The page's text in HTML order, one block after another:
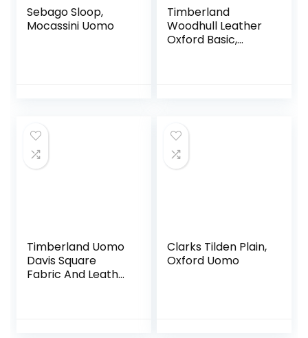
Sebago Sloop,
Mocassini Uomo
Timberland
Woodhull Leather
Oxford Basic,
Timberland Uomo
Davis Square
Fabric And Leather
Clarks Tilden Plain,
Oxford Uomo